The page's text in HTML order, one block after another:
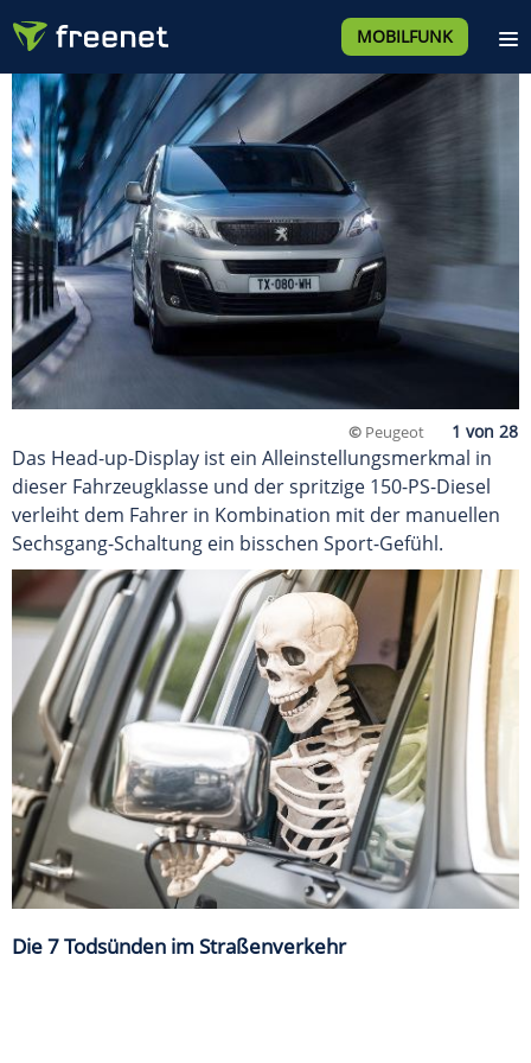
MOBILFUNK
© Peugeot
Das Head-up-Display ist ein Alleinstellungsmerkmal in
dieser Fahrzeugklasse und der spritzige 150-PS-Diesel
verleiht dem Fahrer in Kombination mit der manuellen
Sechsgang-Schaltung ein bisschen Sport-Gefühl.
Die 7 Todsünden im Straßenverkehr